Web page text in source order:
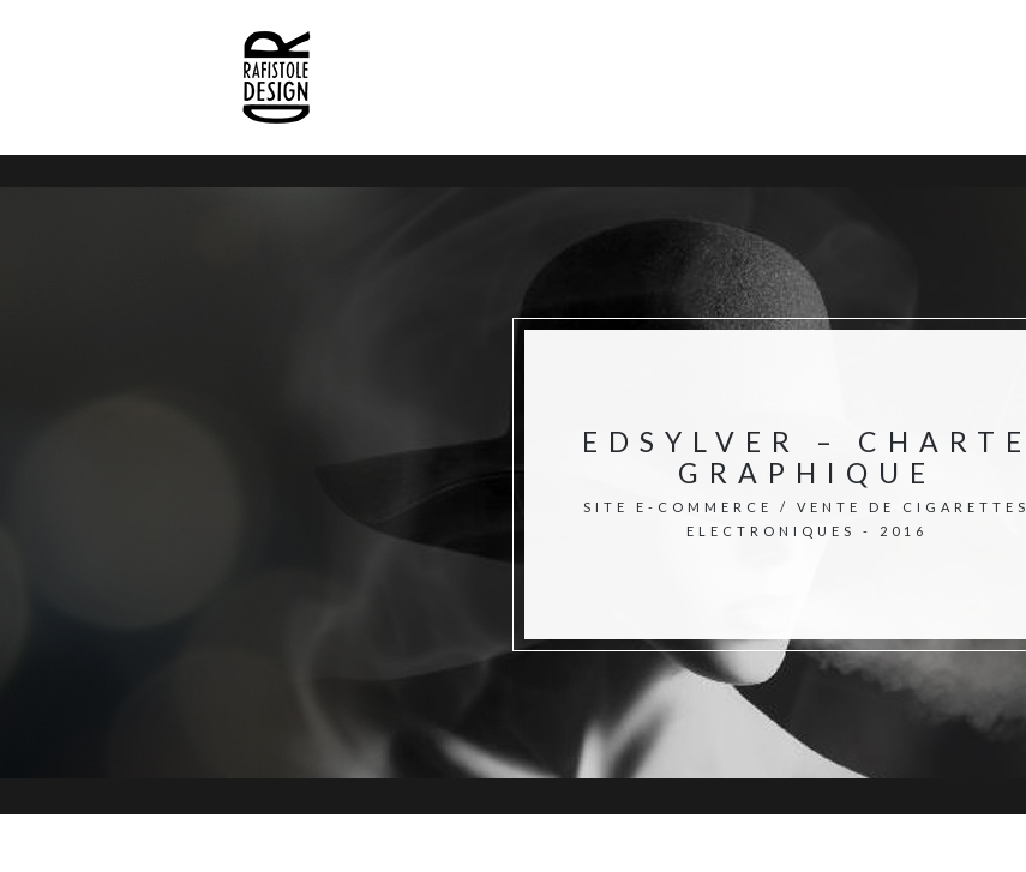
EDSYLVER – CHARTE
GRAPHIQUE
SITE E-COMMERCE / VENTE DE CIGARETTES
ELECTRONIQUES - 2016